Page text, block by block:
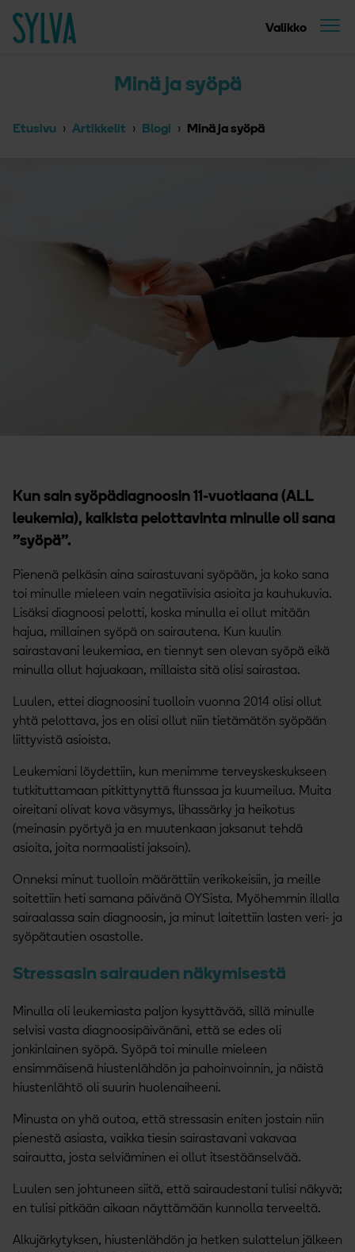
Valikko
Minä ja syöpä
Etusivu Artikkelit Blogi Minä ja syöpä
Kun sain syöpädiagnoosin 11-vuotiaana (ALL
leukemia), kaikista pelottavinta minulle oli sana
”syöpä”.
Pienenä pelkäsin aina sairastuvani syöpään, ja koko sana
toi minulle mieleen vain negatiivisia asioita ja kauhukuvia.
Lisäksi diagnoosi pelotti, koska minulla ei ollut mitään
hajua, millainen syöpä on sairautena. Kun kuulin
sairastavani leukemiaa, en tiennyt sen olevan syöpä eikä
minulla ollut hajuakaan, millaista sitä olisi sairastaa.
Luulen, ettei diagnoosini tuolloin vuonna 2014 olisi ollut
yhtä pelottava, jos en olisi ollut niin tietämätön syöpään
liittyvistä asioista.
Leukemiani löydettiin, kun menimme terveyskeskukseen
tutkituttamaan pitkittynyttä flunssaa ja kuumeilua. Muita
oireitani olivat kova väsymys, lihassärky ja heikotus
(meinasin pyörtyä ja en muutenkaan jaksanut tehdä
asioita, joita normaalisti jaksoin).
Onneksi minut tuolloin määrättiin verikokeisiin, ja meille
soitettiin heti samana päivänä OYSista. Myöhemmin illalla
sairaalassa sain diagnoosin, ja minut laitettiin lasten veri- ja
syöpätautien osastolle.
Stressasin sairauden näkymisestä
Minulla oli leukemiasta paljon kysyttävää, sillä minulle
selvisi vasta diagnoosipäivänäni, että se edes oli
jonkinlainen syöpä. Syöpä toi minulle mieleen
ensimmäisenä hiustenlähdön ja pahoinvoinnin, ja näistä
hiustenlähtö oli suurin huolenaiheeni.
Minusta on yhä outoa, että stressasin eniten jostain niin
pienestä asiasta, vaikka tiesin sairastavani vakavaa
sairautta, josta selviäminen ei ollut itsestäänselvää.
Luulen sen johtuneen siitä, että sairaudestani tulisi näkyvä;
en tulisi pitkään aikaan näyttämään kunnolla terveeltä.
Alkujärkytyksen, hiustenlähdön ja hetken sulattelun jälkeen